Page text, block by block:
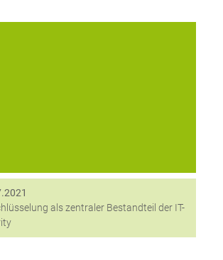
als zentraler Bestandteil der IT-